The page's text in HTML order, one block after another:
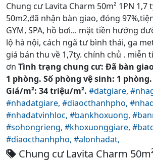
Chung cư Lavita Charm 50m² 1PN 1,7
50m2,đã nhận bàn giao, đóng
GYM, SPA, hồ bơi... mặt tiền hướng
lộ hà nội, cách ngã tư bình thái, ga
giá bán thu về 1,7ty. chính chủ . miễn
ơn Tình trạng chung cư: Đã bàn
1 phòng. Số phòng vệ sinh: 1
Giá/m²: 34 triệu/m². #datgiare,
#nhadatgiare, #diaocthanhpho,
#nhadatvinhloc, #bankhoxuong,
#sohongrieng, #khoxuonggiare,
#diaocthanhpho, #alonhadat,
Chung cư Lavita Charm